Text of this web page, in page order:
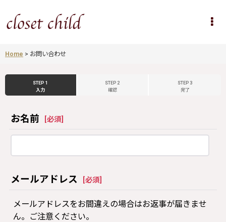
Home > お問い合わせ
STEP 1
入力
STEP 2
確認
STEP 3
完了
お名前 必須
メールアドレス 必須
メールアドレスをお間違えの場合はお返事が届きませ
ん。ご注意ください。